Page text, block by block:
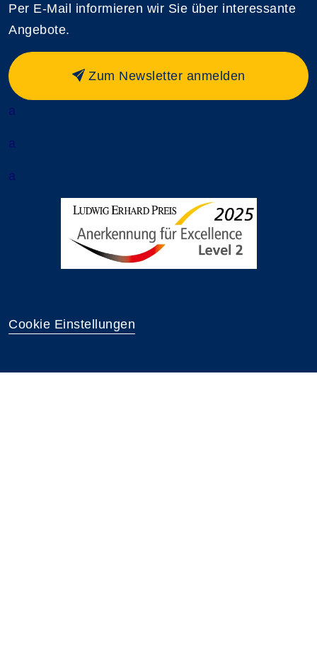
Per E-Mail informieren wir Sie über interessante
Angebote.
Zum Newsletter anmelden
a
a
a
Cookie Einstellungen